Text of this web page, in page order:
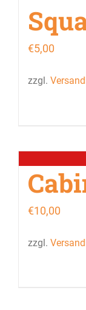
€5,00
zzgl.
€10,00
zzgl.